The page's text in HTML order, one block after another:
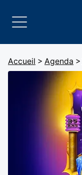
Accueil > Agenda >